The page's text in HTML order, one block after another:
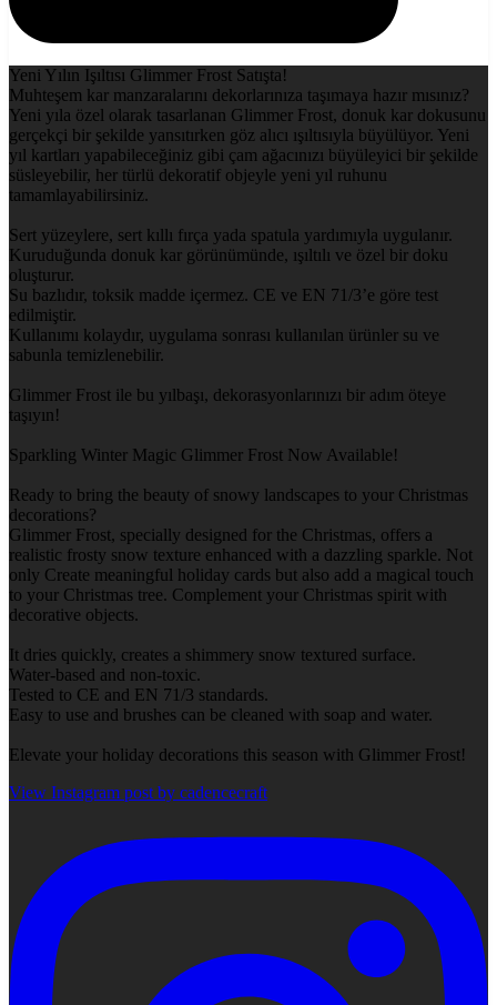
Yeni Yılın Işıltısı Glimmer Frost Satışta!
Muhteşem kar manzaralarını dekorlarınıza taşımaya hazır mısınız?
Yeni yıla özel olarak tasarlanan Glimmer Frost, donuk kar dokusunu
gerçekçi bir şekilde yansıtırken göz alıcı ışıltısıyla büyülüyor. Yeni
yıl kartları yapabileceğiniz gibi çam ağacınızı büyüleyici bir şekilde
süsleyebilir, her türlü dekoratif objeyle yeni yıl ruhunu
tamamlayabilirsiniz.
Sert yüzeylere, sert kıllı fırça yada spatula yardımıyla uygulanır.
Kuruduğunda donuk kar görünümünde, ışıltılı ve özel bir doku
oluşturur.
Su bazlıdır, toksik madde içermez. CE ve EN 71/3’e göre test
edilmiştir.
Kullanımı kolaydır, uygulama sonrası kullanılan ürünler su ve
sabunla temizlenebilir.
Glimmer Frost ile bu yılbaşı, dekorasyonlarınızı bir adım öteye
taşıyın!
Sparkling Winter Magic Glimmer Frost Now Available!
Ready to bring the beauty of snowy landscapes to your Christmas
decorations?
Glimmer Frost, specially designed for the Christmas, offers a
realistic frosty snow texture enhanced with a dazzling sparkle. Not
only Create meaningful holiday cards but also add a magical touch
to your Christmas tree. Complement your Christmas spirit with
decorative objects.
It dries quickly, creates a shimmery snow textured surface.
Water-based and non-toxic.
Tested to CE and EN 71/3 standards.
Easy to use and brushes can be cleaned with soap and water.
Elevate your holiday decorations this season with Glimmer Frost!
View Instagram post by cadencecraft